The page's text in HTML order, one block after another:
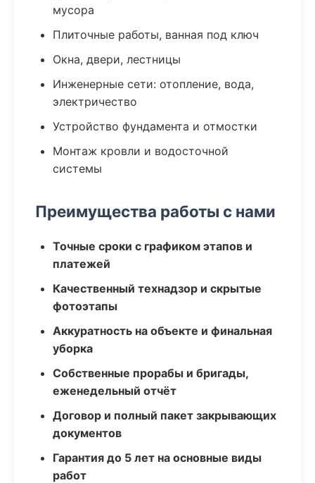
мусора
Плиточные работы, ванная под ключ
Окна, двери, лестницы
Инженерные сети: отопление, вода,
электричество
Устройство фундамента и отмостки
Монтаж кровли и водосточной
системы
Преимущества работы с нами
Точные сроки с графиком этапов и
платежей
Качественный технадзор и скрытые
фотоэтапы
Аккуратность на объекте и финальная
уборка
Собственные прорабы и бригады,
еженедельный отчёт
Договор и полный пакет закрывающих
документов
Гарантия до 5 лет на основные виды
работ